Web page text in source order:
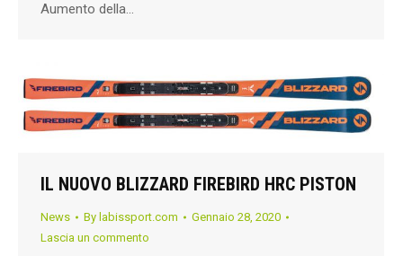
Aumento della…
IL NUOVO BLIZZARD FIREBIRD HRC PISTON
News By labissport.com
Gennaio 28, 2020
Lascia un commento